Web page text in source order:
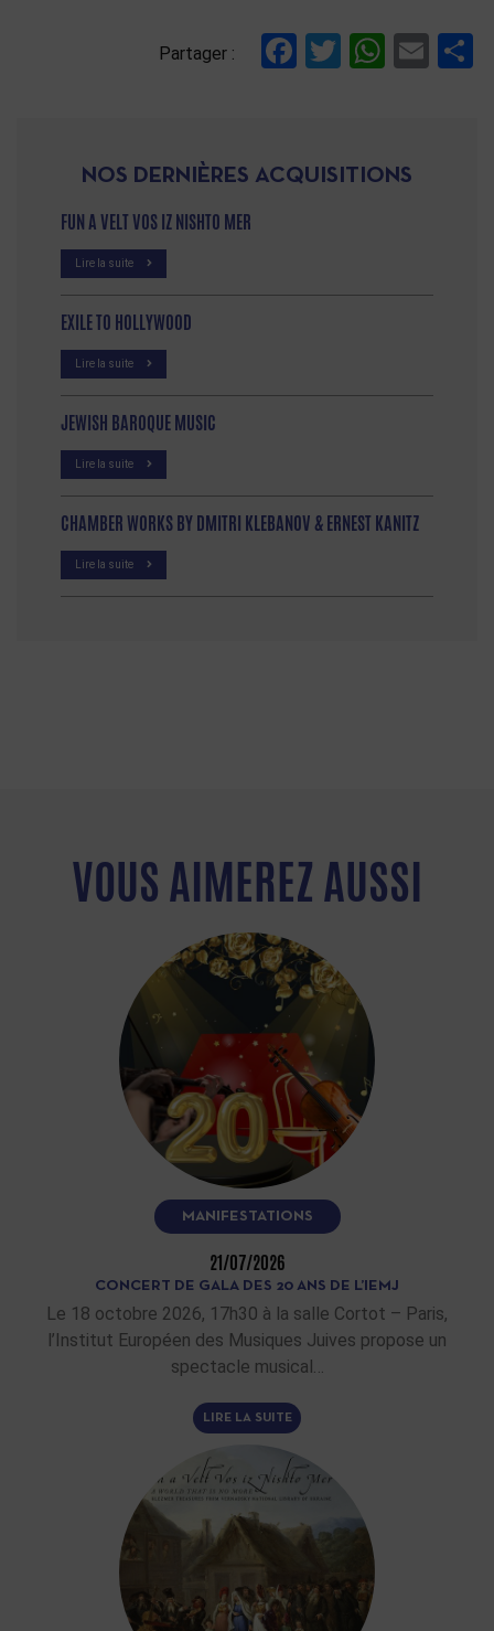
Partager : Facebook
Twitter
NOS DERNIÈRES ACQUISITIONS
FUN A VELT VOS IZ NISHTO MER
Lire la suite
EXILE TO HOLLYWOOD
Lire la suite
JEWISH BAROQUE MUSIC
Lire la suite
CHAMBER WORKS BY DMITRI KLEBANOV & ERNEST KANITZ
Lire la suite
VOUS AIMEREZ AUSSI
MANIFESTATIONS
21/07/2026
CONCERT DE GALA DES 20 ANS DE L’IEMJ
Le 18 octobre 2026, 17h30 à la salle Cortot – Paris,
l’Institut Européen des Musiques Juives propose un
spectacle musical…
LIRE LA SUITE